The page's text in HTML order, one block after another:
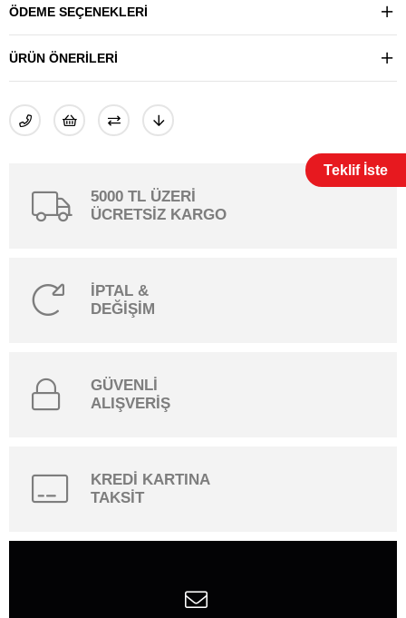
Teklif İste
ÖDEME SEÇENEKLERI
ÜRÜN ÖNERILERI
5000 TL ÜZERİ
ÜCRETSİZ KARGO
İPTAL &
DEĞİŞİM
GÜVENLİ
ALIŞVERİŞ
KREDİ KARTINA
TAKSİT